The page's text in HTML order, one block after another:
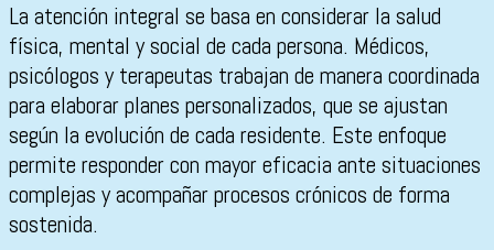
La atención integral se basa en considerar la salud
física, mental y social de cada persona. Médicos,
psicólogos y terapeutas trabajan de manera coordinada
para elaborar planes personalizados, que se ajustan
según la evolución de cada residente. Este enfoque
permite responder con mayor eficacia ante situaciones
complejas y acompañar procesos crónicos de forma
sostenida.